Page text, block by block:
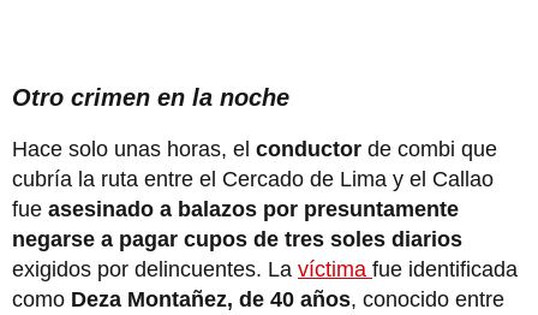
Otro crimen en la noche
Hace solo unas horas, el conductor de combi que
cubría la ruta entre el Cercado de Lima y el Callao
fue asesinado a balazos por presuntamente
negarse a pagar cupos de tres soles diarios
exigidos por delincuentes. La víctima fue identificada
como Deza Montañez, de 40 años, conocido entre